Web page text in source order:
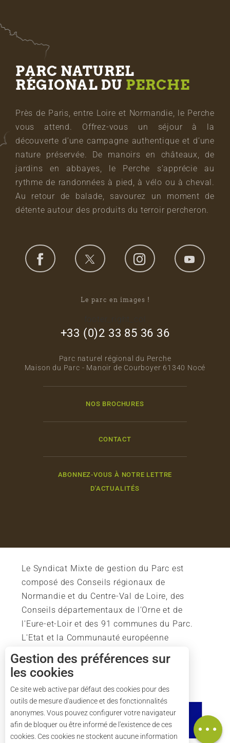
Tarifs
Carte
PARC NATUREL
RÉGIONAL DU PERCHE
Près de Paris, entre Loire et Normandie, le Perche
vous attend. Offrez-vous un séjour à la
découverte d’une campagne authentique et d’une
nature préservée. De manoirs en châteaux, de
jardins en abbayes, le Perche s’apprécie au
rythme de randonnées à pied, à vélo ou à cheval.
Au retour de balade, savourez un moment de
détente autour des produits du terroir percheron.
Le parc en images !
+33 (0)2 33 85 36 36
Parc naturel régional du Perche
Maison du Parc - Manoir de Courboyer 61340 Nocé
NOS BROCHURES
CONTACT
ABONNEZ-VOUS À NOTRE LETTRE
D'ACTUALITÉS
Le Syndicat Mixte de gestion du Parc est
composé des Conseils régionaux de
Normandie et du Centre-Val de Loire, des
Conseils départementaux de l'Orne et de
l'Eure-et-Loir et des 91 communes du Parc.
L'Etat et la Communauté européenne
soutiennent également l'action du Parc.
Gestion des préférences sur
les cookies
Ce site web active par défaut des cookies pour des
outils de mesure d'audience et des fonctionnalités
anonymes. Vous pouvez configurer votre navigateur
afin de bloquer ou être informé de l'existence de ces
cookies. Ces cookies ne stockent aucune information